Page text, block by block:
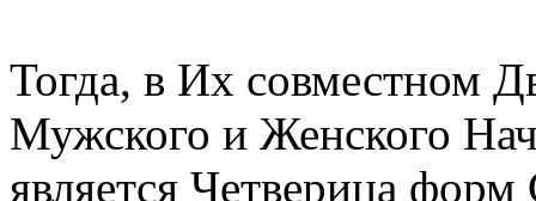
Тогда, в Их совместном
Мужского и Женского
является Четверица